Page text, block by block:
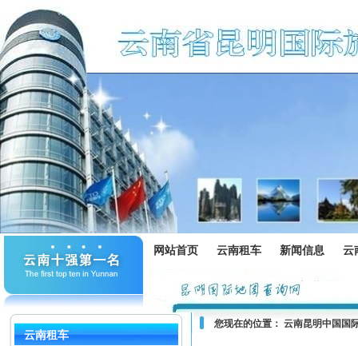
网站首页 云南租车 新闻信息 云
云南租车
您现在的位置： 云南昆明中国国